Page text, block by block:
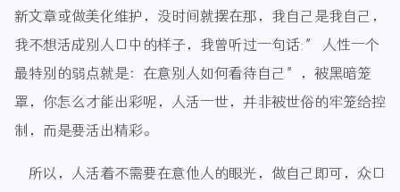
新文章或做美化维护，没时间就摆在那，我自己是我自己，
我不想活成别人口中的样子，我曾听过一句话:” 人性一个
最特别的弱点就是：在意别人如何看待自己”，被黑暗笼
罩，你怎么才能出彩呢，人活一世，并非被世俗的牢笼给控
制，而是要活出精彩。
所以，人活着不需要在意他人的眼光，做自己即可，众口